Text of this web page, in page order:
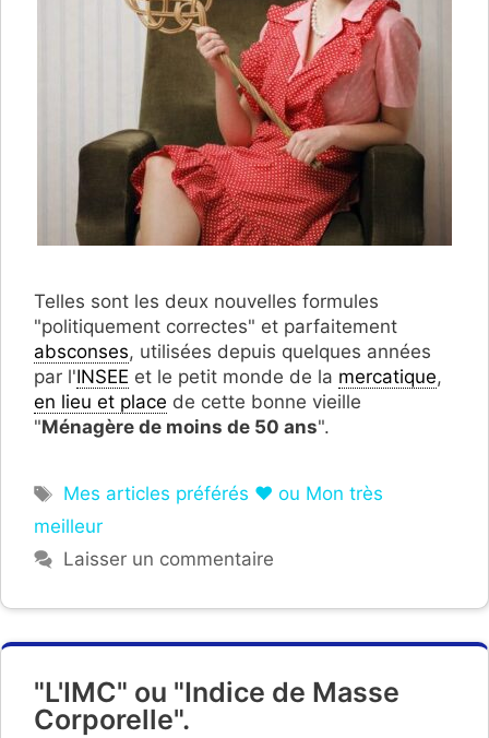
Telles sont les deux nouvelles formules
"politiquement correctes" et parfaitement
absconses, utilisées depuis quelques années
par l'INSEE et le petit monde de la mercatique,
en lieu et place de cette bonne vieille
"Ménagère de moins de 50 ans".
Étiquettes
Mes articles préférés ❤ ou Mon très
meilleur
Laisser un commentaire
"L'IMC" ou "Indice de Masse
Corporelle".